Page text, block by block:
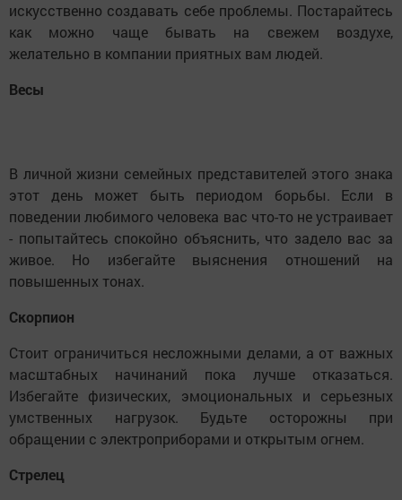
искусственно создавать себе проблемы. Постарайтесь
как можно чаще бывать на свежем воздухе,
желательно в компании приятных вам людей.
Весы
В личной жизни семейных представителей этого знака
этот день может быть периодом борьбы. Если в
поведении любимого человека вас что-то не устраивает
- попытайтесь спокойно объяснить, что задело вас за
живое. Но избегайте выяснения отношений на
повышенных тонах.
Скорпион
Стоит ограничиться несложными делами, а от важных
масштабных начинаний пока лучше отказаться.
Избегайте физических, эмоциональных и серьезных
умственных нагрузок. Будьте осторожны при
обращении с электроприборами и открытым огнем.
Стрелец